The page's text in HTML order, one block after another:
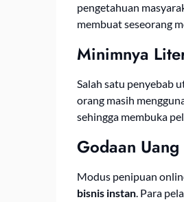
pengetahuan
membuat seseorang
Minimnya
Salah satu penyebab
orang masih
sehingga membuka
Godaan
Modus penipuan
bisnis instan. Para